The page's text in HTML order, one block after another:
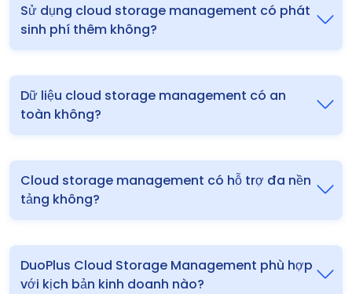
Sử dụng cloud storage management có phát
sinh phí thêm không?
Dữ liệu cloud storage management có an
toàn không?
Cloud storage management có hỗ trợ đa nền
tảng không?
DuoPlus Cloud Storage Management phù hợp
với kịch bản kinh doanh nào?